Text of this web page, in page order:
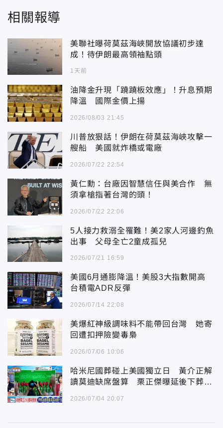
相關報導
美聯社曝荷莫茲海峽開放協議初步達
成！待伊朗最高領袖點頭
1天前
油降金升現「蹺蹺板效應」！升息預期
降溫 國際金價上揚
2026/08/03 21:45
川普放狠話！伊朗在荷莫茲海峽攻擊一
艘船 美國就炸橋或電廠
2026/07/22 22:54
黃仁勳：台廠因智慧信任與美合作 無
須拿槍指著台灣的頭！
2026/07/22 22:06
5人接力救溺全罹難！美2家人河邊釣魚
出事 父母全亡2童成孤兒
2026/07/21 16:59
美國6月通膨降溫！美股3大指數開高
台積電ADR反彈
2026/07/14 22:08
美爆紅神級調味料不能帶回台灣 她寄
回遭扣押險變毒梟
2026/07/06 10:06
哈米尼國葬碰上美國獨立日 黃介正解
讀莫迪缺席盤算 栗正傑曝延後下葬三
2026/07/04 20:07